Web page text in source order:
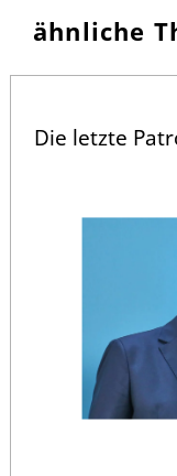
ähnliche
Die letzte